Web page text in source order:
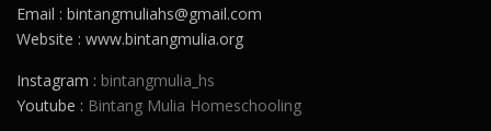
Email : bintangmuliahs@gmail.com
Website : www.bintangmulia.org
Instagram : bintangmulia_hs
Youtube : Bintang Mulia Homeschooling